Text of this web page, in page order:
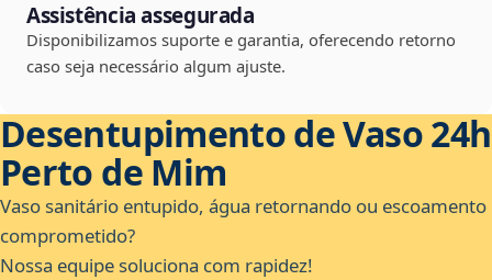
Assistência assegurada
Disponibilizamos suporte e garantia, oferecendo retorno
caso seja necessário algum ajuste.
Desentupimento de Vaso 24h
Perto de Mim
Vaso sanitário entupido, água retornando ou escoamento
comprometido?
Nossa equipe soluciona com rapidez!